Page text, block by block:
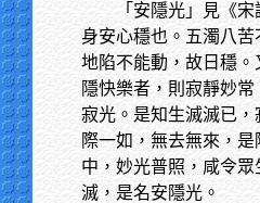
「安隱光」見《
身安心穩也。五濁八
地陷不能動，故日穩
隱快樂者，則寂靜妙
寂光。是知生滅滅已
際一如，無去無來，
中，妙光普照，咸令
滅，是名安隱光。